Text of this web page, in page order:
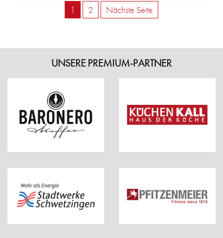
1 2 Nächste Seite
UNSERE PREMIUM-PARTNER